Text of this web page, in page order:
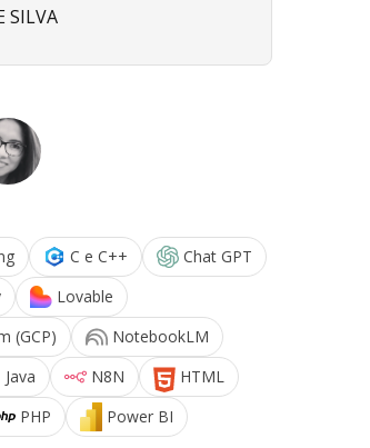
SILVA
C e C++
Chat GPT
Lovable
(GCP)
NotebookLM
Java N8N
HTML
PHP
Power BI